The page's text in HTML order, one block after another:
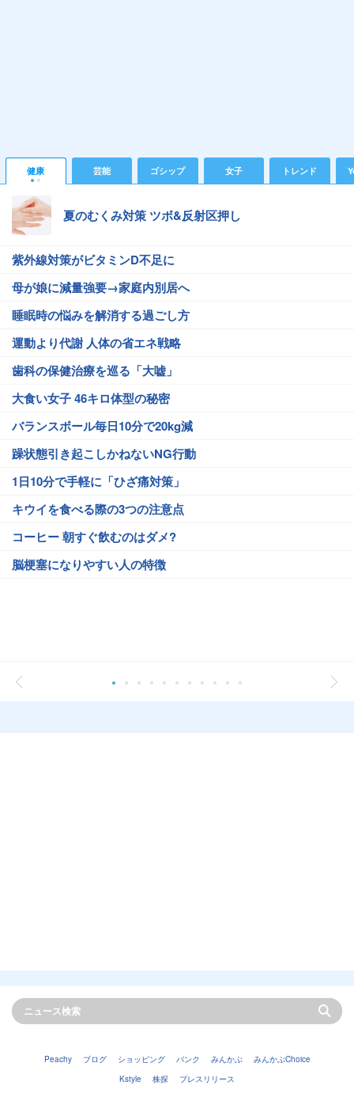
健康 芸能 ゴシップ 女子 トレンド
夏のむくみ対策 ツボ&反射区押し
紫外線対策がビタミンD不足に
母が娘に減量強要→家庭内別居へ
睡眠時の悩みを解消する過ごし方
運動より代謝 人体の省エネ戦略
歯科の保健治療を巡る「大嘘」
大食い女子 46キロ体型の秘密
バランスボール毎日10分で20kg減
躁状態引き起こしかねないNG行動
1日10分で手軽に「ひざ痛対策」
キウイを食べる際の3つの注意点
コーヒー 朝すぐ飲むのはダメ?
脳梗塞になりやすい人の特徴
Peachy ブログ ショッピング バンク みんかぶ
みんかぶChoice
Kstyle
株探 プレスリリース